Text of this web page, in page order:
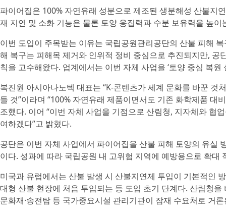
파이어집은 100% 자연유래 성분으로 제조된 생분해성 산불지
재 지연 및 소화 기능은 물론 토양 응집력과 수분 보유력을 높
이번 도입이 주목받는 이유는 국립공원관리공단의 산불 피해
해 복구는 피해목 제거와 인위적 정비 중심으로 추진되지만, 공
칙을 고수해왔다. 업계에서는 이번 자체 사업을 ‘토양 중심 복
복진원 아시아나노텍 대표는 “K-콘텐츠가 세계 문화를 바꾼 것
들 것”이라며 “100% 자연유래 제품이면서도 기존 화학제품 대
조했다. 이어 “이번 자체 사업을 기점으로 산림청, 지자체와 협
여하겠다”고 밝혔다.
공단은 이번 자체 사업에서 파이어집을 산불 피해 토양의 유실
이다. 성과에 따라 국립공원 내 고위험 지역에 예방용으로 확대
미국과 유럽에서는 산불 발생 시 산불지연제 투입이 기본적인
대형 산불 현장에 처음 투입되는 등 도입 초기 단계다. 산림청
문화재·송전탑 등 국가중요시설 관리기관이 잠재 수요처로 거